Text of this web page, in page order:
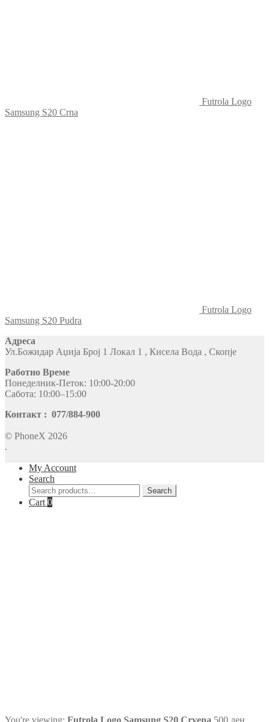
Futrola Logo
Samsung S20 Crna
Futrola Logo
Samsung S20 Pudra
Адреса
Ул.Божидар Аџија Број 1 Локал 1 , Кисела Вода , Скопје
Работно Време
Понеделник-Петок: 10:00-20:00
Сабота: 10:00–15:00
Контакт : 077/884-900
© PhoneX 2026
.
My Account
Search
Search
for:
Search
Cart 0